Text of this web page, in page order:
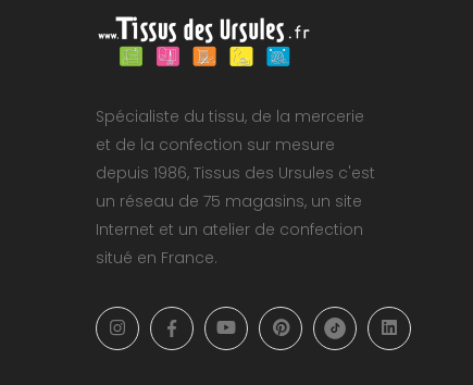
Spécialiste du tissu, de la mercerie
et de la confection sur mesure
depuis 1986, Tissus des Ursules c'est
un réseau de 75 magasins, un site
Internet et un atelier de confection
situé en France.